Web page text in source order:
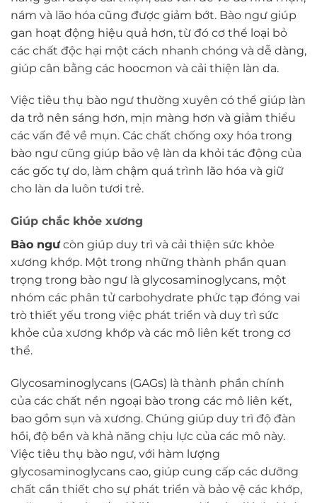
nám và lão hóa cũng được giảm bớt. Bào ngư giúp
gan hoạt động hiệu quả hơn, từ đó cơ thể loại bỏ
các chất độc hại một cách nhanh chóng và dễ dàng,
giúp cân bằng các hoocmon và cải thiện làn da.
Việc tiêu thụ bào ngư thường xuyên có thể giúp làn
da trở nên sáng hơn, mịn màng hơn và giảm thiểu
các vấn đề về mụn. Các chất chống oxy hóa trong
bào ngư cũng giúp bảo vệ làn da khỏi tác động của
các gốc tự do, làm chậm quá trình lão hóa và giữ
cho làn da luôn tươi trẻ.
Giúp chắc khỏe xương
Bào ngưcòn giúp duy trì và cải thiện sức khỏe
xương khớp. Một trong những thành phần quan
trọng trong bào ngư là glycosaminoglycans, một
nhóm các phân tử carbohydrate phức tạp đóng vai
trò thiết yếu trong việc phát triển và duy trì sức
khỏe của xương khớp và các mô liên kết trong cơ
thể.
Glycosaminoglycans (GAGs) là thành phần chính
của các chất nền ngoại bào trong các mô liên kết,
bao gồm sụn và xương. Chúng giúp duy trì độ đàn
hồi, độ bền và khả năng chịu lực của các mô này.
Việc tiêu thụ bào ngư, với hàm lượng
glycosaminoglycans cao, giúp cung cấp các dưỡng
chất cần thiết cho sự phát triển và bảo vệ các khớp,